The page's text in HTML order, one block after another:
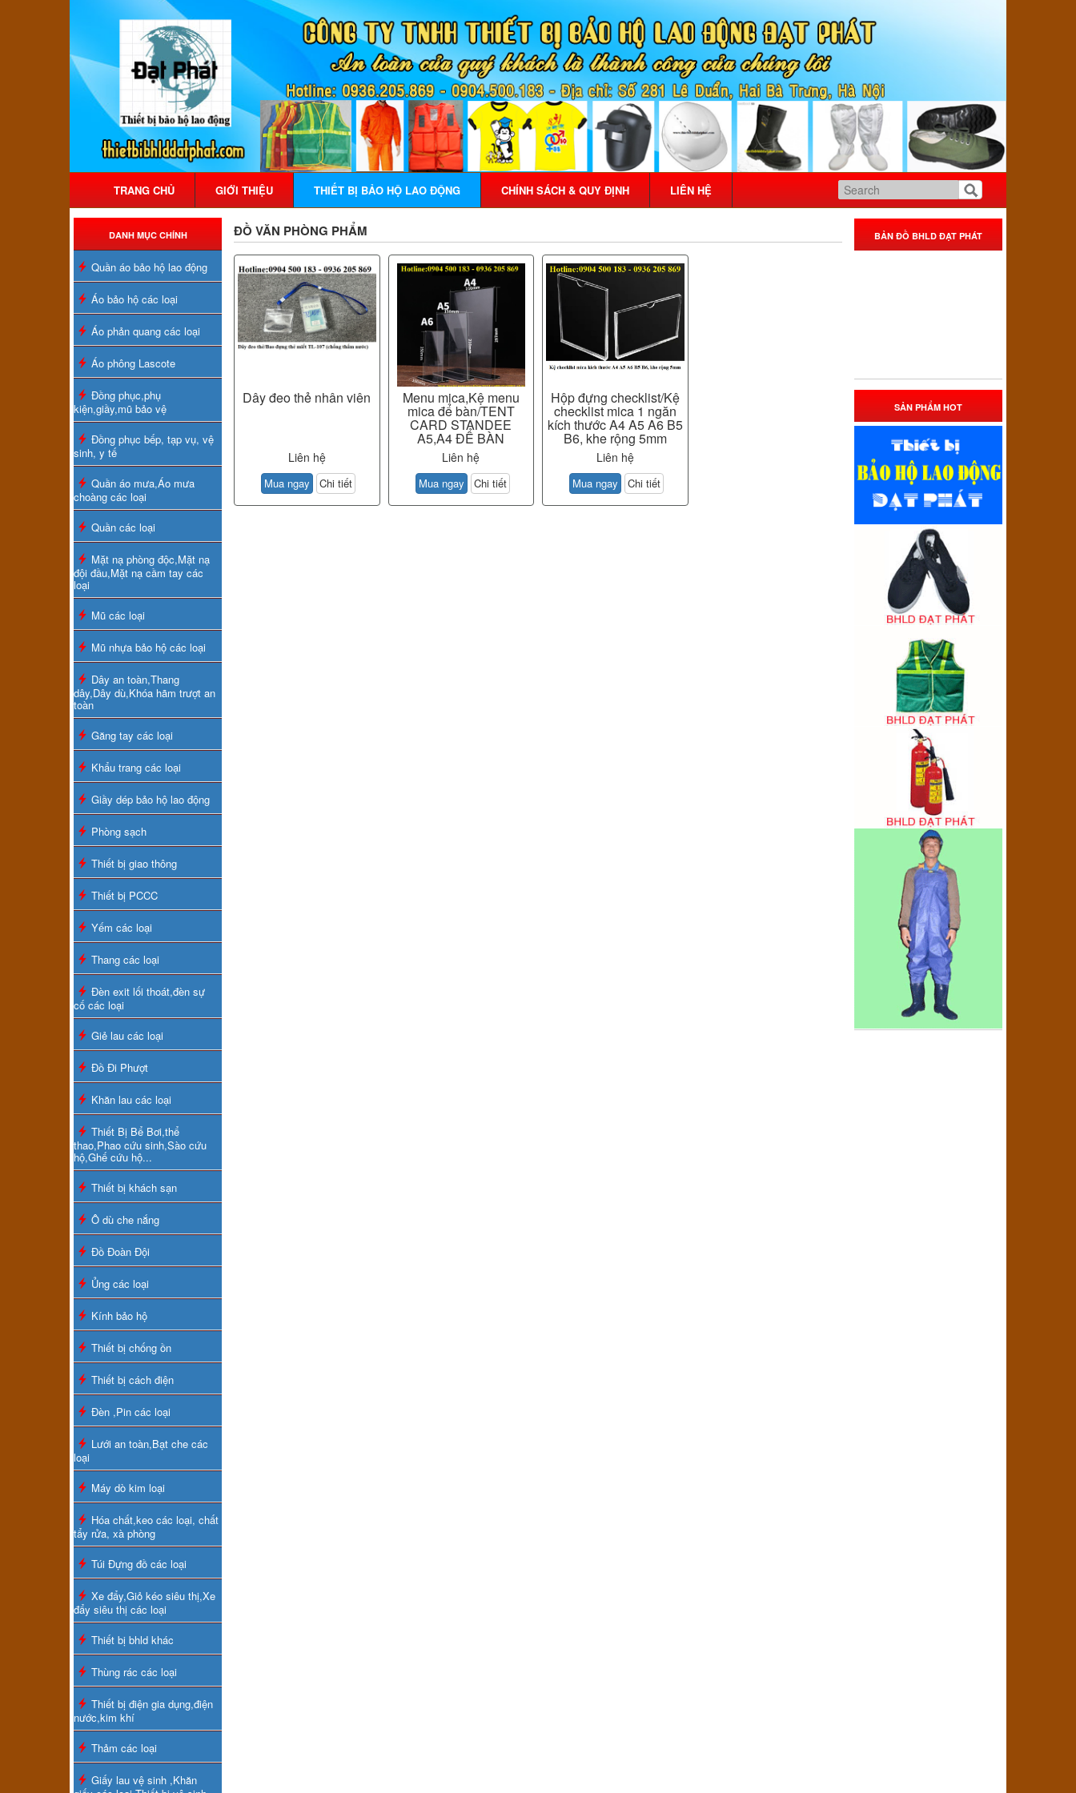
TRANG CHỦ GIỚI THIỆU THIẾT BỊ BẢO HỘ LAO ĐỘNG CHÍNH SÁCH & QUY ĐỊNH LIÊN HỆ
DANH MỤC CHÍNH
Quần áo bảo hộ lao động
Áo bảo hộ các loại
Áo phản quang các loại
Áo phông Lascote
Đồng phục,phụ
kiện,giầy,mũ bảo vệ
Đồng phục bếp, tạp vụ, vệ
sinh, y tế
Quần áo mưa,Áo mưa
choàng các loại
Quần các loại
Mặt nạ phòng độc,Mặt nạ
đội đầu,Mặt nạ cầm tay các
loại
Mũ các loại
Mũ nhựa bảo hộ các loại
Dây an toàn,Thang
dây,Dây dù,Khóa hãm trượt an
toàn
Găng tay các loại
Khẩu trang các loại
Giầy dép bảo hộ lao động
Phòng sạch
Thiết bị giao thông
Thiết bị PCCC
Yếm các loại
Thang các loại
Đèn exit lối thoát,đèn sự
cố các loại
Giẻ lau các loại
Đồ Đi Phượt
Khăn lau các loại
Thiết Bị Bể Bơi,thể
thao,Phao cứu sinh,Sào cứu
hộ,Ghế cứu hộ...
Thiết bị khách sạn
Ô dù che nắng
Đồ Đoàn Đội
Ủng các loại
Kính bảo hộ
Thiết bị chống ồn
Thiết bị cách điện
Đèn ,Pin các loại
Lưới an toàn,Bạt che các
loại
Máy dò kim loại
Hóa chất,keo các loại, chất
tẩy rửa, xà phòng
Túi Đựng đồ các loại
Xe đẩy,Giỏ kéo siêu thị,Xe
đẩy siêu thị các loại
Thiết bị bhld khác
Thùng rác các loại
Thiết bị điện gia dụng,điện
nước,kim khí
Thảm các loại
Giấy lau vệ sinh ,Khăn
ĐỒ VĂN PHÒNG PHẨM
Dây đeo thẻ nhân viên
Liên hệ
Mua ngay Chi tiết
Menu mica,Kệ menu
mica để bàn/TENT
CARD STANDEE
A5,A4 ĐỂ BÀN
Liên hệ
Mua ngay Chi tiết
Hộp đựng checklist/Kệ
checklist mica 1 ngăn
kích thước A4 A5 A6 B5
B6, khe rộng 5mm
Liên hệ
Mua ngay Chi tiết
BẢN ĐỒ BHLD ĐẠT PHÁT
SẢN PHẨM HOT